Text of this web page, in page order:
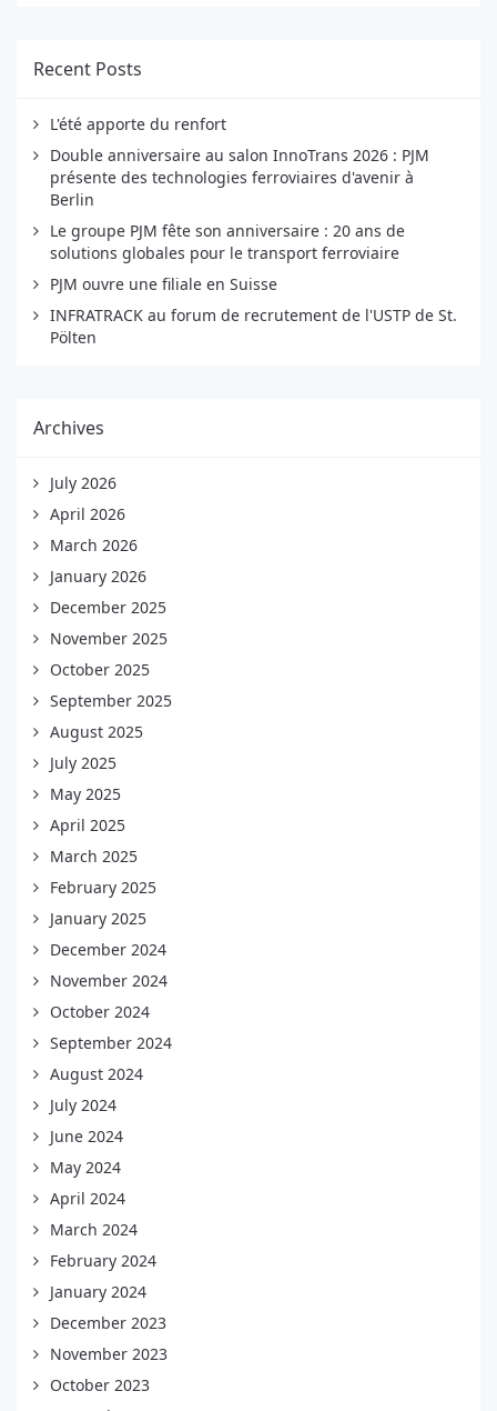
Recent Posts
L'été apporte du renfort
Double anniversaire au salon InnoTrans 2026 : PJM
présente des technologies ferroviaires d'avenir à
Berlin
Le groupe PJM fête son anniversaire : 20 ans de
solutions globales pour le transport ferroviaire
PJM ouvre une filiale en Suisse
INFRATRACK au forum de recrutement de l'USTP de St.
Pölten
Archives
July 2026
April 2026
March 2026
January 2026
December 2025
November 2025
October 2025
September 2025
August 2025
July 2025
May 2025
April 2025
March 2025
February 2025
January 2025
December 2024
November 2024
October 2024
September 2024
August 2024
July 2024
June 2024
May 2024
April 2024
March 2024
February 2024
January 2024
December 2023
November 2023
October 2023